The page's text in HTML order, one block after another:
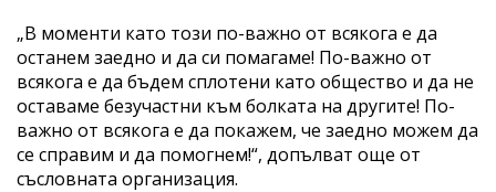
„В моменти като този по-важно от всякога е да
останем заедно и да си помагаме! По-важно от
всякога е да бъдем сплотени като общество и да не
оставаме безучастни към болката на другите! По-
важно от всякога е да покажем, че заедно можем да
се справим и да помогнем!“, допълват още от
съсловната организация.